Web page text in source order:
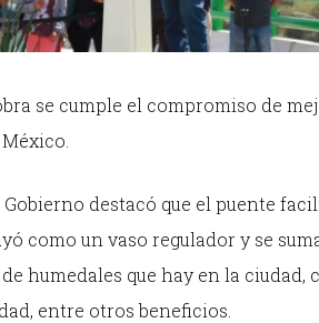
se cumple el compromiso de
Gobierno destacó que el puente
como un vaso regulador y se
humedales que hay en la
entre otros beneficios.